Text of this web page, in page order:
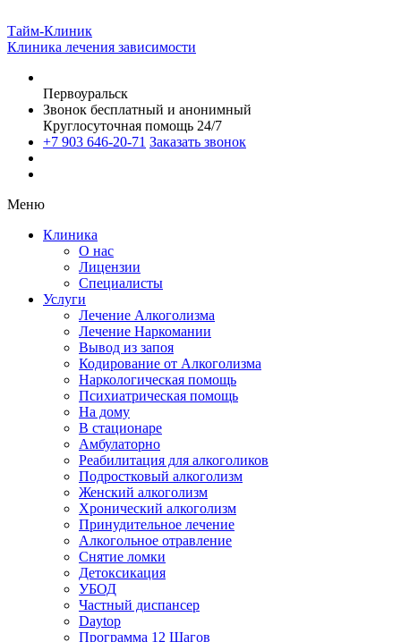
Тайм-Клиник
Клиника лечения зависимости
Первоуральск
Звонок бесплатный и анонимный
Круглосуточная помощь 24/7
+7 903 646-20-71 Заказать звонок
Меню
Клиника
О нас
Лицензии
Специалисты
Услуги
Лечение Алкоголизма
Лечение Наркомании
Вывод из запоя
Кодирование от Алкоголизма
Наркологическая помощь
Психиатрическая помощь
На дому
В стационаре
Амбулаторно
Реабилитация для алкоголиков
Подростковый алкоголизм
Женский алкоголизм
Хронический алкоголизм
Принудительное лечение
Алкогольное отравление
Снятие ломки
Детоксикация
УБОД
Частный диспансер
Daytop
Программа 12 Шагов